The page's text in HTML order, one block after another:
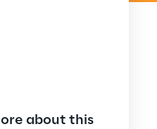
about this